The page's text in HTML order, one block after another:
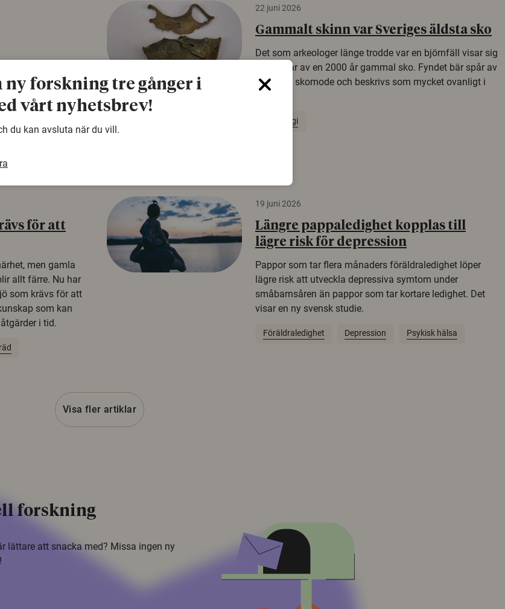
på
för rysk
europeiska
22 juni 2026
Gammalt skinn var Sveriges äldsta sko
Det som arkeologer länge trodde var en björnfäll visar sig
vara delar av en 2000 år gammal sko. Fyndet bär spår av
romerskt skomode och beskrivs som mycket ovanligt i
Arkeologi
för att
men gamla
allt färre. Nu har
som krävs för att
som kan
i tid.
19 juni 2026
Längre pappaledighet kopplas till
lägre risk för depression
Pappor som tar flera månaders föräldraledighet löper
lägre risk att utveckla depressiva symtom under
småbarnsåren än pappor som tar kortare ledighet. Det
visar en ny svensk studie.
Föräldraledighet Depression Psykisk hälsa
Visa fler artiklar
forskning
lättare att snacka med? Missa ingen ny
ny forskning tre gånger i
vårt nyhetsbrev!
du kan avsluta när du vill.